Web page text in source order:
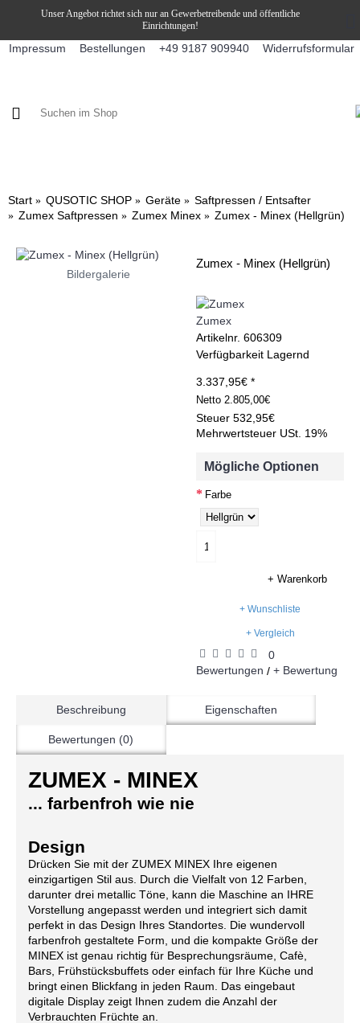
Unser Angebot richtet sich nur an Gewerbetreibende und öffentliche
Einrichtungen!
Impressum Bestellungen +49 9187 909940 Widerrufsformular
Start QUSOTIC SHOP Geräte
Saftpressen / Entsafter
Zumex Saftpressen
Zumex Minex Zumex - Minex (Hellgrün)
Bildergalerie
Zumex - Minex (Hellgrün)
Zumex
Artikelnr. 606309
Verfügbarkeit Lagernd
3.337,95€ *
Netto 2.805,00€
Steuer 532,95€
Mehrwertsteuer USt. 19%
Mögliche Optionen
Farbe
+ Warenkorb
+ Wunschliste
+ Vergleich
0
Bewertungen / + Bewertung
Beschreibung Eigenschaften
Bewertungen (0)
ZUMEX - MINEX
... farbenfroh wie nie
Design
Drücken Sie mit der ZUMEX MINEX Ihre eigenen
einzigartigen Stil aus. Durch die Vielfalt von 12 Farben,
darunter drei metallic Töne, kann die Maschine an IHRE
Vorstellung angepasst werden und integriert sich damit
perfekt in das Design Ihres Standortes. Die wundervoll
farbenfroh gestaltete Form, und die kompakte Größe der
MINEX ist genau richtig für Besprechungsräume, Cafè,
Bars, Frühstücksbuffets oder einfach für Ihre Küche und
bringt einen Blickfang in jeden Raum. Das eingebaut
digitale Display zeigt Ihnen zudem die Anzahl der
Verbrauchten Früchte an.